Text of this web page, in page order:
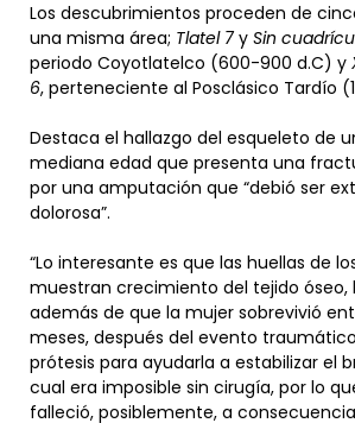
Los descubrimientos proceden de
una misma área; Tlatel 7 y Sin
periodo Coyotlatelco (600-900 d.C) y
6, perteneciente al Posclásico Tardío
Destaca el hallazgo del esqueleto de
mediana edad que presenta una
por una amputación que “debió ser
dolorosa”.
“Lo interesante es que las huellas de
muestran crecimiento del tejido óseo,
además de que la mujer sobrevivió
meses, después del evento
prótesis para ayudarla a estabilizar el
cual era imposible sin cirugía, por lo
falleció, posiblemente, a